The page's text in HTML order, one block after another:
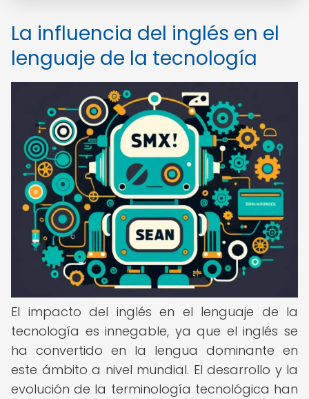
La influencia del inglés en el
lenguaje de la tecnología
El impacto del inglés en el lenguaje de la
tecnología es innegable, ya que el inglés se
ha convertido en la lengua dominante en
este ámbito a nivel mundial. El desarrollo y la
evolución de la terminología tecnológica han